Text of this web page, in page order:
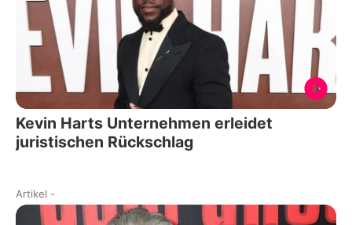
Kevin Harts Unternehmen erleidet
juristischen Rückschlag
Artikel -